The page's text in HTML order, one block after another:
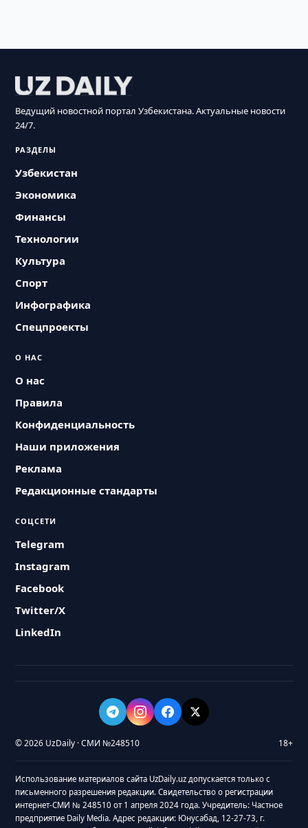
Ведущий новостной портал Узбекистана. Актуальные новости
24/7.
РАЗДЕЛЫ
Узбекистан
Экономика
Финансы
Технологии
Культура
Спорт
Инфографика
Спецпроекты
О НАС
О нас
Правила
Конфиденциальность
Наши приложения
Реклама
Редакционные стандарты
СОЦСЕТИ
Telegram
Instagram
Facebook
Twitter/X
LinkedIn
© 2026 UzDaily · СМИ №248510 18+
Использование материалов сайта UzDaily.uz допускается только с
письменного разрешения редакции. Свидетельство о регистрации
интернет-СМИ № 248510 от 1 апреля 2024 года. Учредитель: Частное
предприятие Daily Media. Адрес редакции: Юнусабад, 12-27-73, г.